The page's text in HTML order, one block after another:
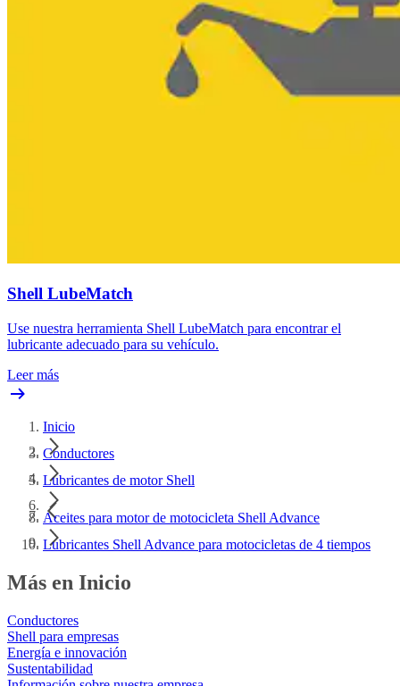
Shell LubeMatch
Use nuestra herramienta Shell LubeMatch para encontrar el
lubricante adecuado para su vehículo.
Leer más
Inicio
Conductores
Lubricantes de motor Shell
Aceites para motor de motocicleta Shell Advance
Lubricantes Shell Advance para motocicletas de 4 tiempos
Más en Inicio
Conductores
Shell para empresas
Energía e innovación
Sustentabilidad